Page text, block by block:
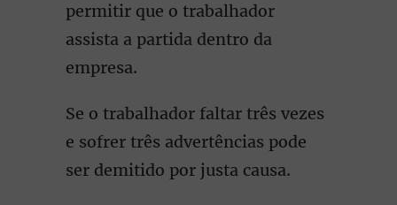
permitir que o trabalhador
assista a partida dentro da
empresa.
Se o trabalhador faltar três vezes
e sofrer três advertências pode
ser demitido por justa causa.